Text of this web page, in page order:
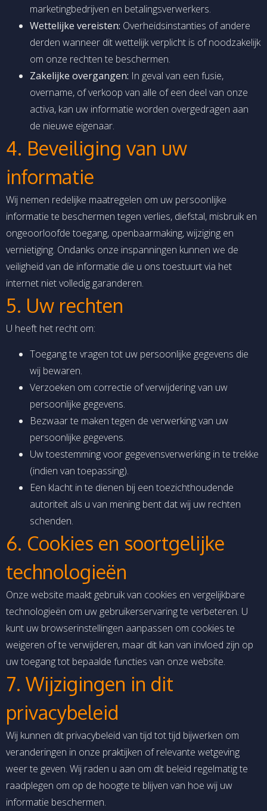
marketingbedrijven en betalingsverwerkers.
Wettelijke vereisten: Overheidsinstanties of andere
derden wanneer dit wettelijk verplicht is of noodzakelijk
om onze rechten te beschermen.
Zakelijke overgangen: In geval van een fusie,
overname, of verkoop van alle of een deel van onze
activa, kan uw informatie worden overgedragen aan
de nieuwe eigenaar.
4. Beveiliging van uw
informatie
Wij nemen redelijke maatregelen om uw persoonlijke
informatie te beschermen tegen verlies, diefstal, misbruik en
ongeoorloofde toegang, openbaarmaking, wijziging en
vernietiging. Ondanks onze inspanningen kunnen we de
veiligheid van de informatie die u ons toestuurt via het
internet niet volledig garanderen.
5. Uw rechten
U heeft het recht om:
Toegang te vragen tot uw persoonlijke gegevens die
wij bewaren.
Verzoeken om correctie of verwijdering van uw
persoonlijke gegevens.
Bezwaar te maken tegen de verwerking van uw
persoonlijke gegevens.
Uw toestemming voor gegevensverwerking in te trekke
(indien van toepassing).
Een klacht in te dienen bij een toezichthoudende
autoriteit als u van mening bent dat wij uw rechten
schenden.
6. Cookies en soortgelijke
technologieën
Onze website maakt gebruik van cookies en vergelijkbare
technologieën om uw gebruikerservaring te verbeteren. U
kunt uw browserinstellingen aanpassen om cookies te
weigeren of te verwijderen, maar dit kan van invloed zijn op
uw toegang tot bepaalde functies van onze website.
7. Wijzigingen in dit
privacybeleid
Wij kunnen dit privacybeleid van tijd tot tijd bijwerken om
veranderingen in onze praktijken of relevante wetgeving
weer te geven. Wij raden u aan om dit beleid regelmatig te
raadplegen om op de hoogte te blijven van hoe wij uw
informatie beschermen.